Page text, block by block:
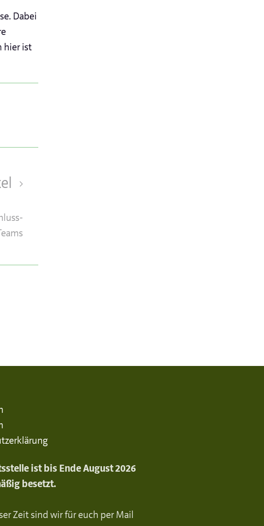
Dabei
hier ist
ist bis Ende August 2026
besetzt.
Zeit sind wir für euch per Mail